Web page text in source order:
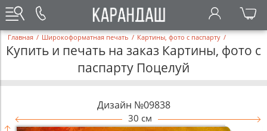
Главная / Широкоформатная печать / Картины, фото с паспарту /
Купить и печать на заказ Картины, фото с
паспарту Поцелуй
Дизайн №09838
30 см